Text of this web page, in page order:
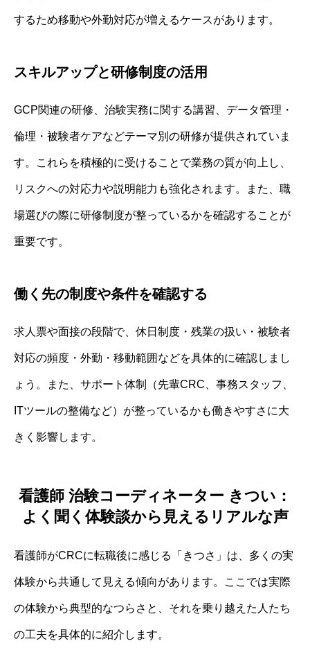
するため移動や外勤対応が増えるケースがあります。
スキルアップと研修制度の活用
GCP関連の研修、治験実務に関する講習、データ管理・
倫理・被験者ケアなどテーマ別の研修が提供されていま
す。これらを積極的に受けることで業務の質が向上し、
リスクへの対応力や説明能力も強化されます。また、職
場選びの際に研修制度が整っているかを確認することが
重要です。
働く先の制度や条件を確認する
求人票や面接の段階で、休日制度・残業の扱い・被験者
対応の頻度・外勤・移動範囲などを具体的に確認しまし
ょう。また、サポート体制（先輩CRC、事務スタッフ、
ITツールの整備など）が整っているかも働きやすさに大
きく影響します。
看護師 治験コーディネーター きつい：
よく聞く体験談から見えるリアルな声
看護師がCRCに転職後に感じる「きつさ」は、多くの実
体験から共通して見える傾向があります。ここでは実際
の体験から典型的なつらさと、それを乗り越えた人たち
の工夫を具体的に紹介します。